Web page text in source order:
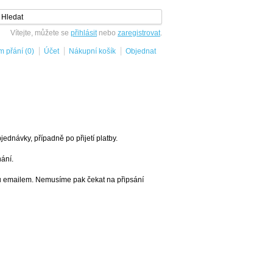
Vítejte, můžete se přihlásitnebo zaregistrovat.
přání (0) Účet Nákupní košík Objednat
případně po přijetí platby.
Nemusíme pak čekat na připsání